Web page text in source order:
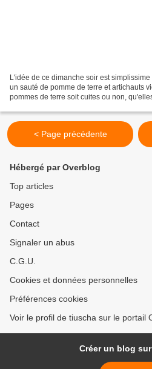
L'idée de ce dimanche soir est
un sauté de pomme de terre et artichauts
pommes de terre soit cuites ou non,
< Page précédente
Hébergé par Overblog
Top articles
Pages
Contact
Signaler un abus
C.G.U.
Cookies et données personnelles
Préférences cookies
Voir le profil de tiuscha sur le portail
Créer un blog